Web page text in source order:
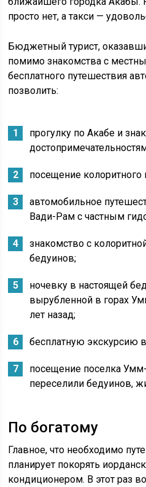
просто нет, а такси —
Бюджетный турист,
помимо знакомства с
бесплатного путешествия
позволить:
прогулку по Акабе и
посещение колоритного
автомобильное
Вади-Рам с частным
знакомство с
бедуинов;
ночевку в настоящей
вырубленной в горах
лет назад;
бесплатную экскурсию
посещение поселка
переселили бедуинов,
По богатому
Главное, что необходимо
планирует покорять
кондиционером. В этот раз